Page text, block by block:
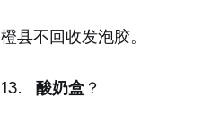
橙县不回收发泡胶。
13. 酸奶盒 ？